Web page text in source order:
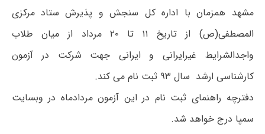
مشهد همزمان با اداره کل سنجش و پذیرش ستاد مرکزی
المصطفی(ص) از تاریخ ۱۱ تا ۲۰ مرداد از میان طلاب
واجدالشرایط غیرایرانی و ایرانی جهت شرکت در آزمون
کارشناسی ارشد سال ۹۳ ثبت نام می کند.
دفترچه راهنمای ثبت نام در این آزمون مردادماه در وبسایت
سمپا درج خواهد شد.